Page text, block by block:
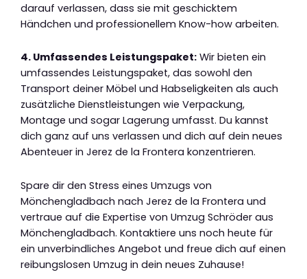
darauf verlassen, dass sie mit geschicktem
Händchen und professionellem Know-how arbeiten.
4. Umfassendes Leistungspaket: Wir bieten ein
umfassendes Leistungspaket, das sowohl den
Transport deiner Möbel und Habseligkeiten als auch
zusätzliche Dienstleistungen wie Verpackung,
Montage und sogar Lagerung umfasst. Du kannst
dich ganz auf uns verlassen und dich auf dein neues
Abenteuer in Jerez de la Frontera konzentrieren.
Spare dir den Stress eines Umzugs von
Mönchengladbach nach Jerez de la Frontera und
vertraue auf die Expertise von Umzug Schröder aus
Mönchengladbach. Kontaktiere uns noch heute für
ein unverbindliches Angebot und freue dich auf einen
reibungslosen Umzug in dein neues Zuhause!